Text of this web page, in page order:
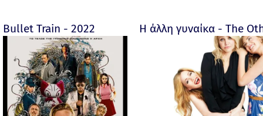
Bullet Train - 2022 Η άλλη γυναίκα - The